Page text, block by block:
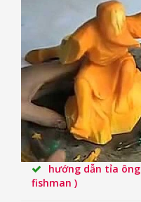
hướng dẫn tỉa
fishman )